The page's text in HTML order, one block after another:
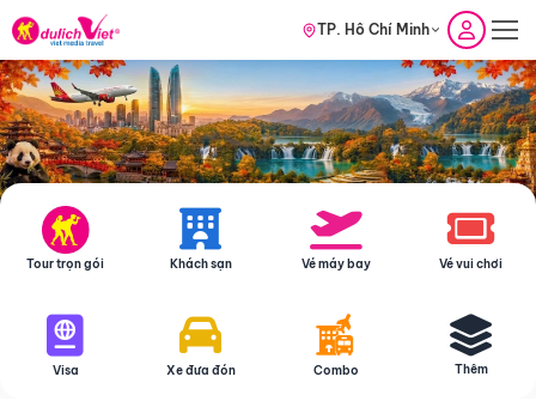
TP. Hồ Chí Minh
Tour trọn gói Khách sạn Vé máy bay Vé vui chơi
Visa Xe đưa đón Combo Thêm